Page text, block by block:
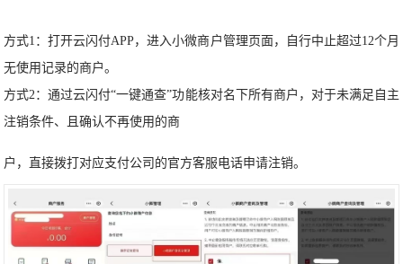
方式1：打开云闪付APP，进入小微商户管理页面，自行中止超过12个月
无使用记录的商户。
方式2：通过云闪付“一键通查”功能核对名下所有商户，对于未满足自主
注销条件、且确认不再使用的商
户，直接拨打对应支付公司的官方客服电话申请注销。